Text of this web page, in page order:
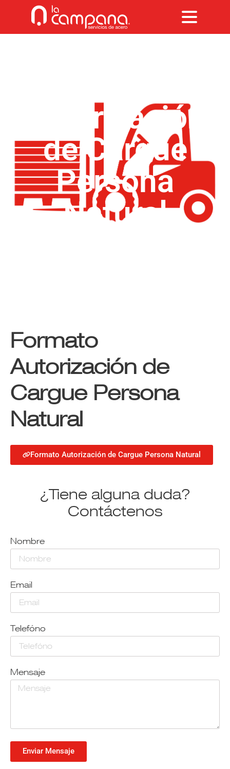
Autorización
de Cargue
Persona
Natural
Formato
Autorización de
Cargue Persona
Natural
Formato Autorización de Cargue Persona Natural
¿Tiene alguna duda?
Contáctenos
Nombre
Email
Telefóno
Mensaje
Enviar Mensaje